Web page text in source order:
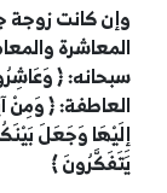
وإن كانت زوجة
المعاشرة
سبحانه:﴿
العاطفة:﴿وَمِنْ
إِلَيْهَا وَجَعَلَ
يَتَفَكَّرُونَ﴾